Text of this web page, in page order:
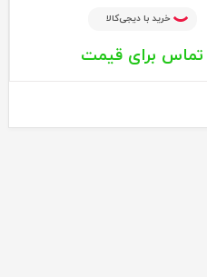
خرید با دیجی‌کالا
تماس برای قیمت